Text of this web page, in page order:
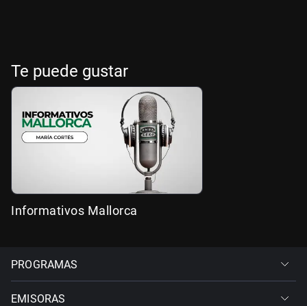
Te puede gustar
Informativos Mallorca
PROGRAMAS
EMISORAS